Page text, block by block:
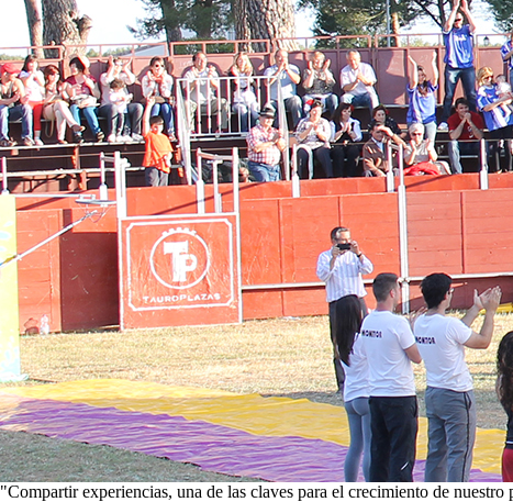
"Compartir experiencias, una de las claves para el crecimiento de nuestro